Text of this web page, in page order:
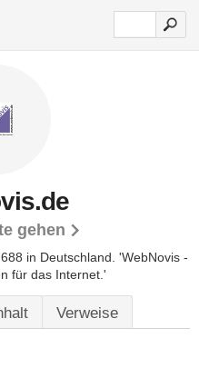
gehen
in Deutschland. 'WebNovis -
für das Internet.'
Verweise